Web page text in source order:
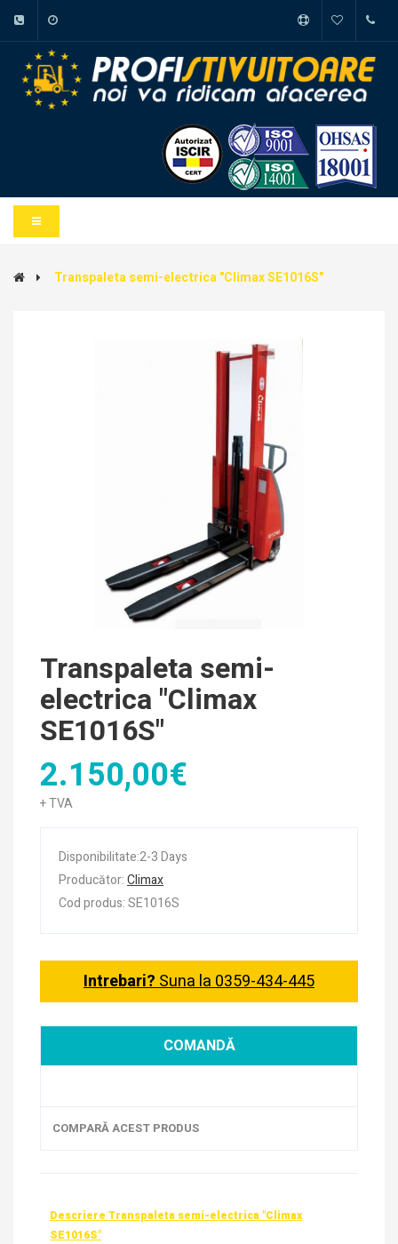
Transpaleta semi-electrica "Climax SE1016S"
Transpaleta semi-
electrica "Climax
SE1016S"
2.150,00€
+ TVA
Disponibilitate:2-3 Days
Producător:Climax
Cod produs: SE1016S
Intrebari?Suna la 0359-434-445
COMANDĂ
COMPARĂ ACEST PRODUS
Descriere Transpaleta semi-electrica "Climax
SE1016S"